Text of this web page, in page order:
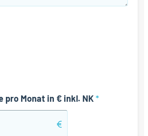
pro Monat in € inkl. NK*